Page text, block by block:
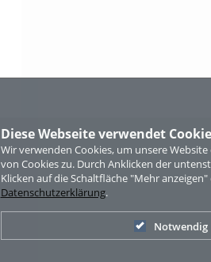
Diese Webseite verwendet
Wir verwenden Cookies, um unsere
von Cookies zu. Durch Anklicken der
Klicken auf die Schaltfläche "Mehr
Datenschutzerklärung.
Notwendig